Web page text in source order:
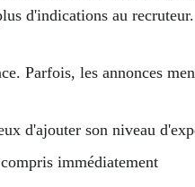
d'indications au
Parfois, les annonces
d'ajouter son niveau
immédiatement